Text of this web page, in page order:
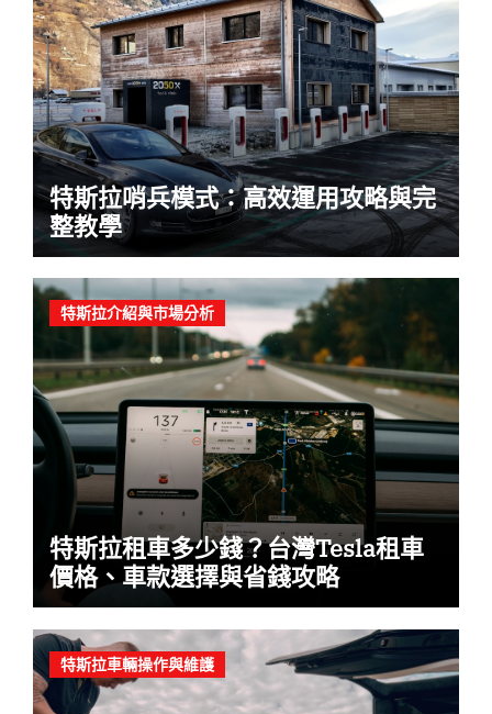
特斯拉哨兵模式：高效運用攻略與完
整教學
特斯拉介紹與市場分析
特斯拉租車多少錢？台灣Tesla租車
價格、車款選擇與省錢攻略
特斯拉車輛操作與維護